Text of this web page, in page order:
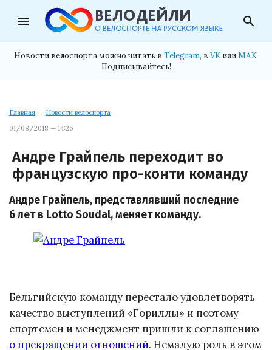
menu search
Новости велоспорта можно читать в Telegram, в VK илиMAX.
Подписывайтесь!
Главная → Новости велоспорта
01/08/2018 — 14:26
Андре Грайпель переходит во
французскую про-конти команду
Андре Грайпель, представлявший последние
6 лет в Lotto Soudal, меняет команду.
Бельгийскую команду перестало удовлетворять
качество выступлений «Гориллы» и поэтому
спортсмен и менеджмент пришли к соглашению
о прекращении отношений. Немалую роль в этом